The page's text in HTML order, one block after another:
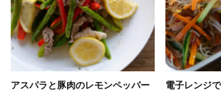
アスパラと豚肉のレモンペッパー
電子レンジ